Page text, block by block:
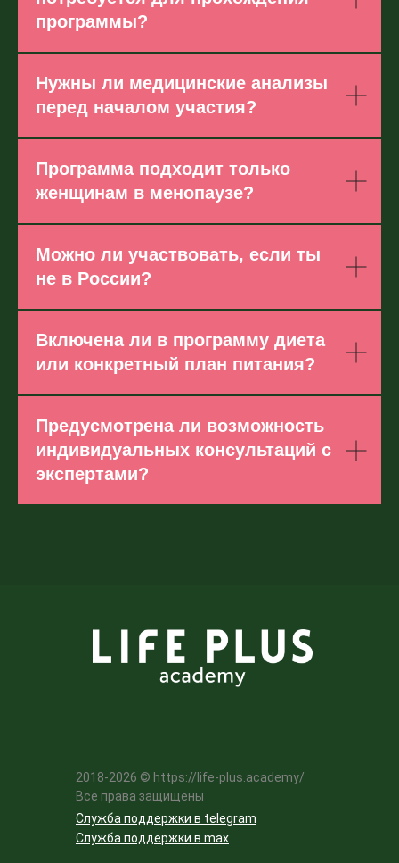
программы?
Нужны ли медицинские анализы
перед началом участия?
Программа подходит только
женщинам в менопаузе?
Можно ли участвовать, если ты
не в России?
Включена ли в программу диета
или конкретный план питания?
Предусмотрена ли возможность
индивидуальных консультаций с
экспертами?
2018-2026 © https://life-plus.academy/
Все права защищены
Служба поддержки в max
Служба поддержки в telegram